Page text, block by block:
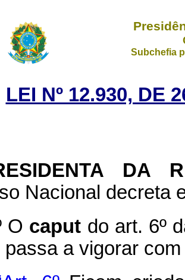
Subchefia
LEI Nº 12.930, DE
DA
Nacional decreta
O caput do art. 6º
passa a vigorar